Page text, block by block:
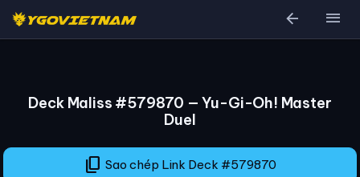
arrow_back menu
Deck Maliss #579870 — Yu-Gi-Oh! Master
Duel
content_copy Sao chép Link Deck #579870